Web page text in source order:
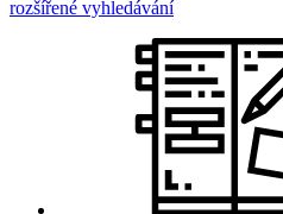
rozšířené vyhledávání